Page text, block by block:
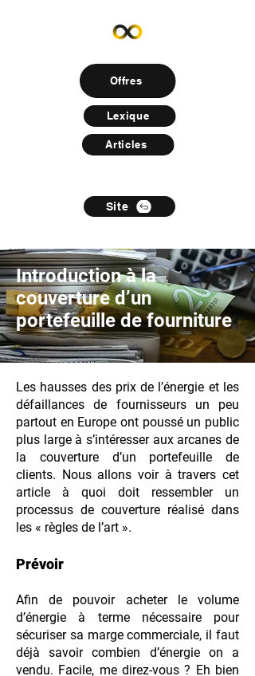
Offres
Lexique
Articles
Site
Introduction à la
couverture d’un
portefeuille de fourniture
Les hausses des prix de l’énergie et les
défaillances de fournisseurs un peu
partout en Europe ont poussé un public
plus large à s’intéresser aux arcanes de
la couverture d’un portefeuille de
clients. Nous allons voir à travers cet
article à quoi doit ressembler un
processus de couverture réalisé dans
les « règles de l’art ».
Prévoir
Afin de pouvoir acheter le volume
d’énergie à terme nécessaire pour
sécuriser sa marge commerciale, il faut
déjà savoir combien d’énergie on a
vendu. Facile, me direz-vous ? Eh bien